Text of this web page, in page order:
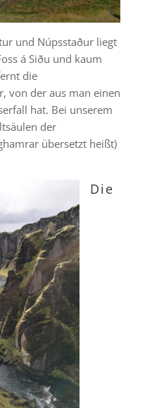
und Núpsstaður liegt
á Siðu und kaum
die
von der aus man einen
hat. Bei unserem
der
übersetzt heißt)
Die